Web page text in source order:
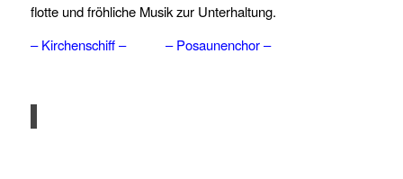
flotte und fröhliche Musik zur Unterhaltung.
– Kirchenschiff – – Posaunenchor –